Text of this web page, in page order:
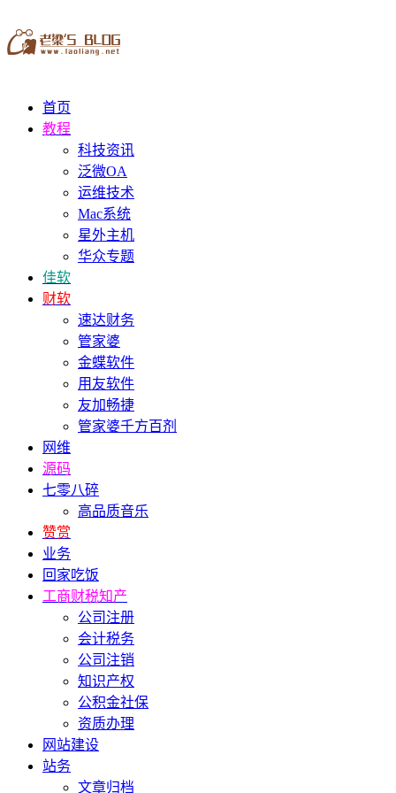
首页
教程
科技资讯
泛微OA
运维技术
Mac系统
星外主机
华众专题
佳软
财软
速达财务
管家婆
金蝶软件
用友软件
友加畅捷
管家婆千方百剂
网维
源码
七零八碎
高品质音乐
赞赏
业务
回家吃饭
工商财税知产
公司注册
会计税务
公司注销
知识产权
公积金社保
资质办理
网站建设
站务
文章归档